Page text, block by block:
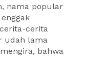
nama popular
cerita
udah lama
bahwa